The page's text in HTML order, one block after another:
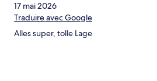
17 mai 2026
Traduire avec Google
Alles super, tolle Lage